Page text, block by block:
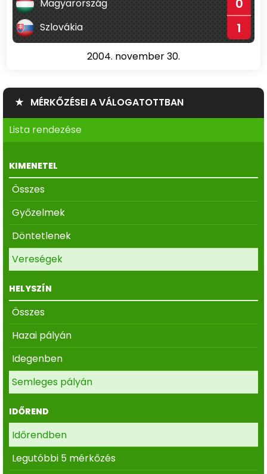
Magyarország 0
Szlovákia 1
2004. november 30.
★ MÉRKŐZÉSEI A VÁLOGATOTTBAN
Lista rendezése
KIMENETEL
Összes
Győzelmek
Döntetlenek
Vereségek
HELYSZÍN
Összes
Hazai pályán
Idegenben
Semleges pályán
IDŐREND
Időrendben
Legutóbbi 5 mérkőzés